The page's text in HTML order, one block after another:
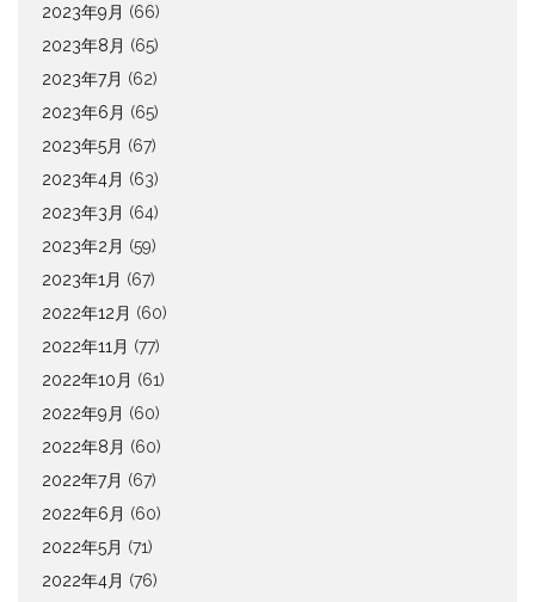
2023年9月 (66)
2023年8月 (65)
2023年7月 (62)
2023年6月 (65)
2023年5月 (67)
2023年4月 (63)
2023年3月 (64)
2023年2月 (59)
2023年1月 (67)
2022年12月 (60)
2022年11月 (77)
2022年10月 (61)
2022年9月 (60)
2022年8月 (60)
2022年7月 (67)
2022年6月 (60)
2022年5月 (71)
2022年4月 (76)